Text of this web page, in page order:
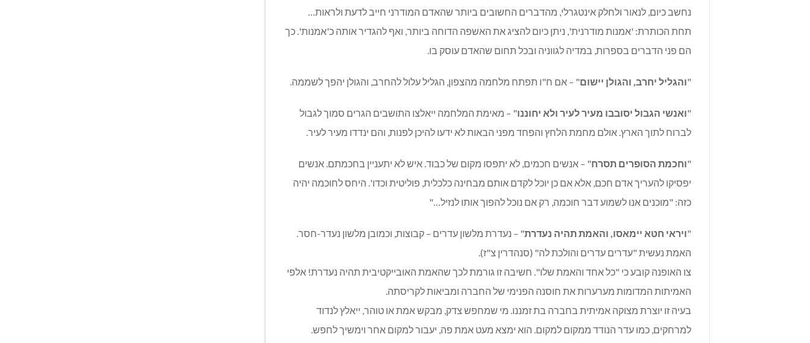
נחשב כיום, לנאור ולחלק אינטגרלי, מהדברים החשובים ביותר שהאדם המודרני חייב לדעת ולראות…
תחת הכותרת: 'אמנות מודרנית', ניתן כיום להציג את האשפה הדוחה ביותר, ואף להגדיר אותה כ'אמנות'. כך
הם פני הדברים בספרות, במדיה לגווניה ובכל תחום שהאדם עוסק בו.
"והגליל יחרב, והגולן יישום" – אם ח"ו תפתח מלחמה מהצפון, הגליל עלול להחרב, והגולן יהפך לשממה.
"ואנשי הגבול יסובבו מעיר לעיר ולא יחוננו" – מאימת המלחמה ייאלצו התושבים הגרים סמוך לגבול
לברוח לתוך הארץ. אולם מחמת הלחץ והפחד מפני הבאות לא ידעו להיכן לפנות, והם ינדדו מעיר לעיר.
"וחכמת הסופרים תסרח" – אנשים חכמים, לא יתפסו מקום של כבוד. איש לא יתעניין בחכמתם. אנשים
יפסיקו להעריך אדם חכם, אלא אם כן יוכל לקדם אותם מבחינה כלכלית, פוליטית וכדו'. היחס לחוכמה יהיה
כזה: "מוכנים אנו לשמוע דבר חוכמה, רק אם נוכל להפוך אותו לנזיל…"
"ויראי חטא יימאסו, והאמת תהיה נעדרת" – נעדרת מלשון עדרים – קבוצות, וכמובן מלשון נעדר-חסר.
האמת נעשית "עדרים עדרים והולכת לה" (סנהדרין צ"ז).
צו האופנה קובע כי "כל אחד והאמת שלו". חשיבה זו גורמת לכך שהאמת האובייקטיבית תהיה נעדרת! אלפי
האמיתות המדומות מערערות את חוסנה הפנימי של החברה ומביאות לקריסתה.
בעיה זו יוצרת מצוקה אמיתית בחברה בת זמננו. מי שמחפש צדק, מבקש אמת או טוהר, ייאלץ לנדוד
למרחקים, כמו עדר הנודד ממקום למקום. הוא ימצא מעט אמת פה, יעבור למקום אחר וימשיך לחפש.